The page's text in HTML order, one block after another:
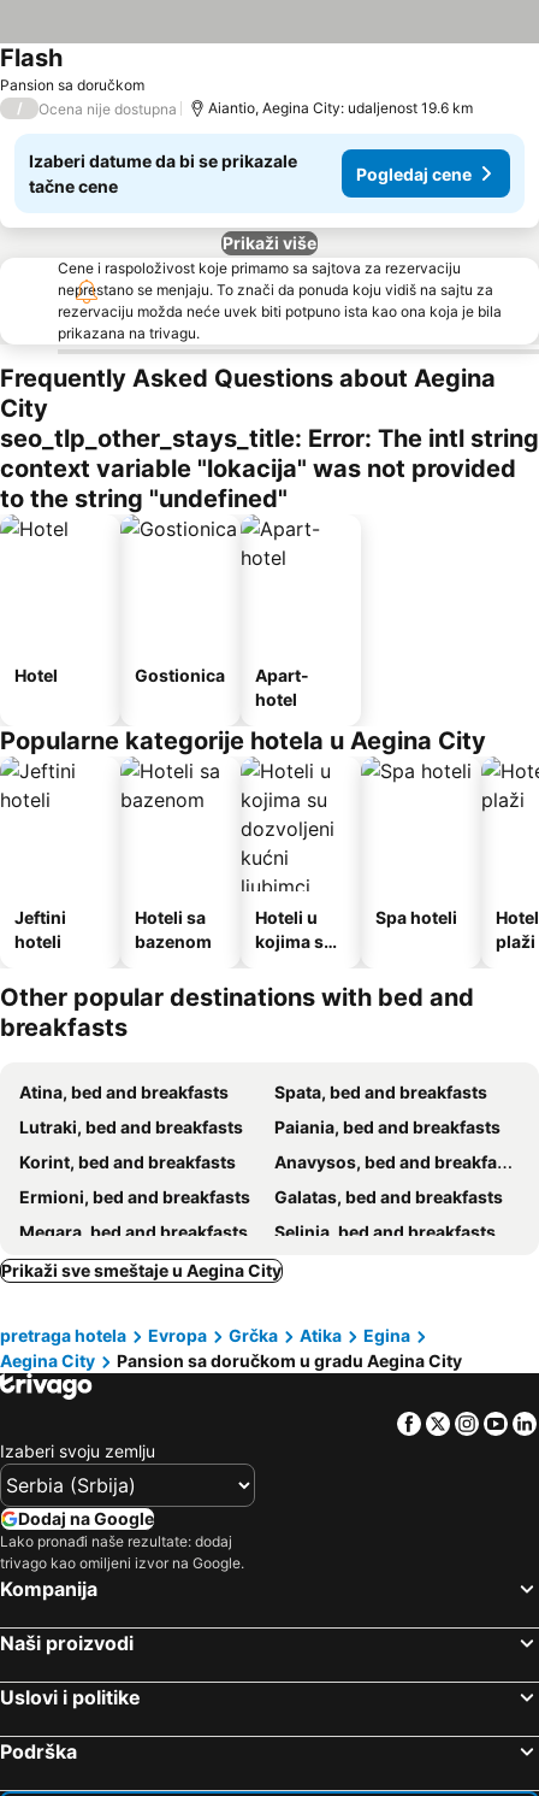
Pansion sa doručkom
Flash
/ Ocena nije dostupna Aiantio, Aegina City: udaljenost 19.6 km
Izaberi datume da bi se prikazale
tačne cene
Pogledaj cene
Prikaži više
Cene i raspoloživost koje primamo sa sajtova za rezervaciju
neprestano se menjaju. To znači da ponuda koju vidiš na sajtu za
rezervaciju možda neće uvek biti potpuno ista kao ona koja je bila
prikazana na trivagu.
Frequently Asked Questions about Aegina
City
seo_tlp_other_stays_title: Error: The intl string
context variable "lokacija" was not provided
to the string "undefined"
Hotel Gostionica
Apart-
hotel
Popularne kategorije hotela u Aegina City
Jeftini
hoteli
Hoteli sa
bazenom
Hoteli u
kojima su
kućni
ljubimci
Spa hoteli
plaži
Other popular destinations with bed and
breakfasts
Atina, bed and breakfasts
Spata, bed and breakfasts
Lutraki, bed and breakfasts
Paiania, bed and breakfasts
Korint, bed and breakfasts
Anavysos, bed and breakfasts
Ermioni, bed and breakfasts
Galatas, bed and breakfasts
Megara, bed and breakfasts
Selinia, bed and breakfasts
Vuliagmeni, bed and breakfasts
Markopoulo, bed and breakfasts
Pirej, bed and breakfasts
Methana, bed and breakfasts
Alimos, bed and breakfasts
Faliro, bed and breakfasts
Iria, bed and breakfasts
Elefsina, bed and breakfasts
Prikaži sve smeštaje u Aegina City
pretraga hotela Evropa Grčka Atika
Egina
Aegina City
Pansion sa doručkom u gradu Aegina City
Facebook
Twitter
Izaberi svoju zemlju
Dodaj na Google
Lako pronađi naše rezultate: dodaj
trivago kao omiljeni izvor na Google.
Kompanija
Naši proizvodi
Uslovi i politike
Podrška